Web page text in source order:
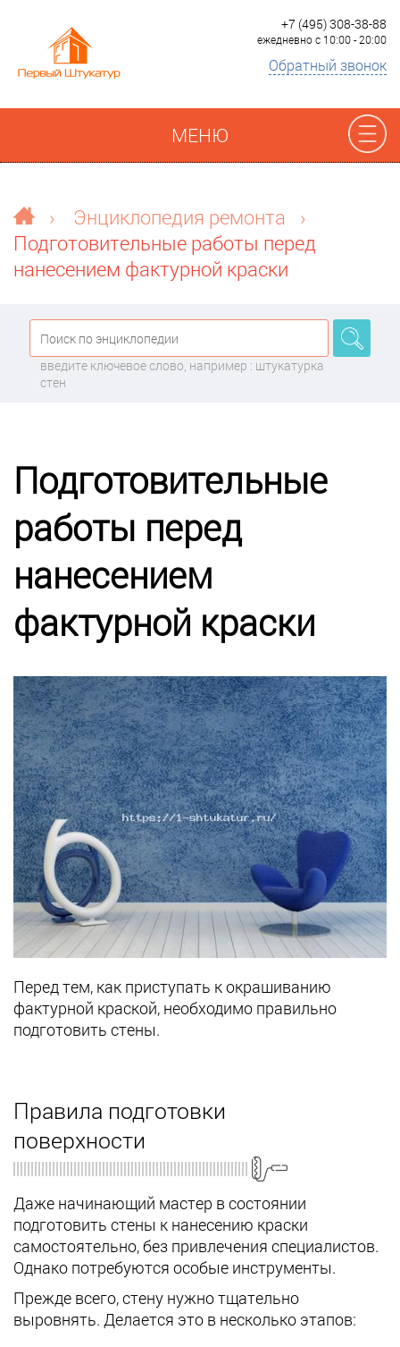
+7 (495) 308-38-88
ежедневно с 10:00 - 20:00
Обратный звонок
МЕНЮ
Наши работы
О компании
Цены
Энциклопедия ремонта
Контакты
› Энциклопедия ремонта
›
Подготовительные работы перед
нанесением фактурной краски
введите ключевое слово, например : штукатурка
стен
Подготовительные
работы перед
нанесением
фактурной краски
Перед тем, как приступать к окрашиванию
фактурной краской, необходимо правильно
подготовить стены.
Правила подготовки
поверхности
Даже начинающий мастер в состоянии
подготовить стены к нанесению краски
самостоятельно, без привлечения специалистов.
Однако потребуются особые инструменты.
Прежде всего, стену нужно тщательно
выровнять. Делается это в несколько этапов: